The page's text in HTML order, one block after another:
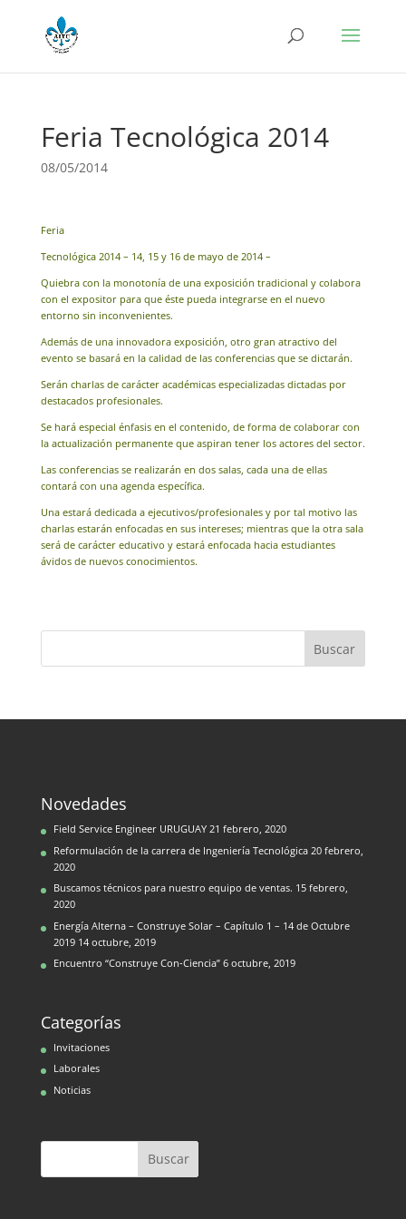
Feria Tecnológica 2014
08/05/2014
Feria
Tecnológica 2014 – 14, 15 y 16 de mayo de 2014 –
Quiebra con la monotonía de una exposición tradicional y colabora
con el expositor para que éste pueda integrarse en el nuevo
entorno sin inconvenientes.
Además de una innovadora exposición, otro gran atractivo del
evento se basará en la calidad de las conferencias que se dictarán.
Serán charlas de carácter académicas especializadas dictadas por
destacados profesionales.
Se hará especial énfasis en el contenido, de forma de colaborar con
la actualización permanente que aspiran tener los actores del sector.
Las conferencias se realizarán en dos salas, cada una de ellas
contará con una agenda específica.
Una estará dedicada a ejecutivos/profesionales y por tal motivo las
charlas estarán enfocadas en sus intereses; mientras que la otra sala
será de carácter educativo y estará enfocada hacia estudiantes
ávidos de nuevos conocimientos.
Novedades
Field Service Engineer URUGUAY 21 febrero, 2020
Reformulación de la carrera de Ingeniería Tecnológica 20 febrero,
2020
Buscamos técnicos para nuestro equipo de ventas. 15 febrero,
2020
Energía Alterna – Construye Solar – Capítulo 1 – 14 de Octubre
2019 14 octubre, 2019
Encuentro “Construye Con-Ciencia” 6 octubre, 2019
Categorías
Invitaciones
Laborales
Noticias